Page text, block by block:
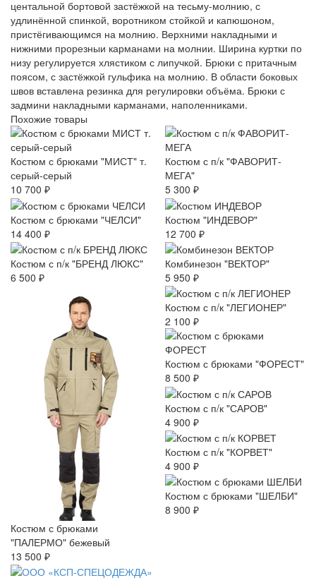
центальной бортовой застёжкой на тесьму-молнию, с
удлинённой спинкой, воротником стойкой и капюшоном,
пристёгивающимся на молнию. Верхними накладными и
нижними прорезныи карманами на молнии. Ширина куртки по
низу регулируется хлястиком с липучкой. Брюки с притачным
поясом, с застёжкой гульфика на молнию. В области боковых
швов вставлена резинка для регулировки объёма. Брюки с
задмини накладными карманами, наполенниками.
Похожие товары
Костюм с брюками "МИСТ" т.
серый-серый
10 700 ₽
Костюм с п/к "ФАВОРИТ-
МЕГА"
5 300 ₽
Костюм с брюками "ЧЕЛСИ"
14 400 ₽
Костюм "ИНДЕВОР"
12 700 ₽
Костюм с п/к "БРЕНД ЛЮКС"
6 500 ₽
Комбинезон "ВЕКТОР"
5 950 ₽
Костюм с брюками
"ПАЛЕРМО" бежевый
13 500 ₽
Костюм с п/к "ЛЕГИОНЕР"
2 100 ₽
Костюм с брюками "ФОРЕСТ"
8 500 ₽
Костюм с п/к "САРОВ"
4 900 ₽
Костюм с п/к "КОРВЕТ"
4 900 ₽
Костюм с брюками "ШЕЛБИ"
8 900 ₽